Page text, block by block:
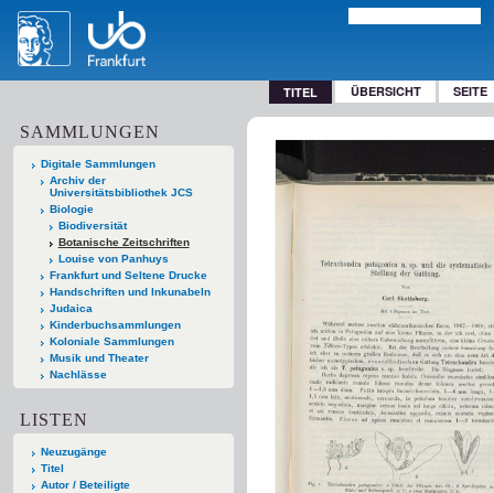
TITEL ÜBERSICHT SEITE
SAMMLUNGEN
Digitale Sammlungen
Archiv der
Universitätsbibliothek JCS
Biologie
Biodiversität
Botanische Zeitschriften
Louise von Panhuys
Frankfurt und Seltene Drucke
Handschriften und Inkunabeln
Judaica
Kinderbuchsammlungen
Koloniale Sammlungen
Musik und Theater
Nachlässe
LISTEN
Neuzugänge
Titel
Autor / Beteiligte